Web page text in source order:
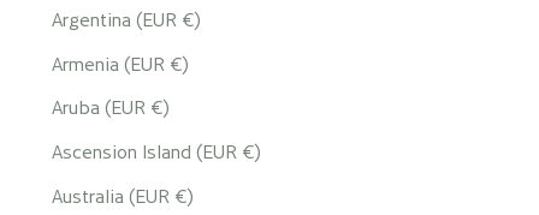
Argentina (EUR €)
Armenia (EUR €)
Aruba (EUR €)
Ascension Island (EUR €)
Australia (EUR €)